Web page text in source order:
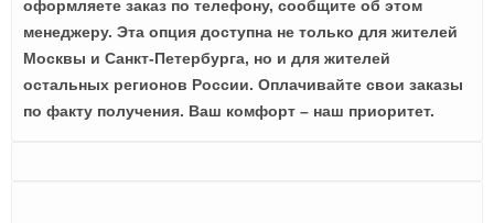
оформляете заказ по телефону, сообщите об этом
менеджеру. Эта опция доступна не только для жителей
Москвы и Санкт-Петербурга, но и для жителей
остальных регионов России. Оплачивайте свои заказы
по факту получения. Ваш комфорт – наш приоритет.